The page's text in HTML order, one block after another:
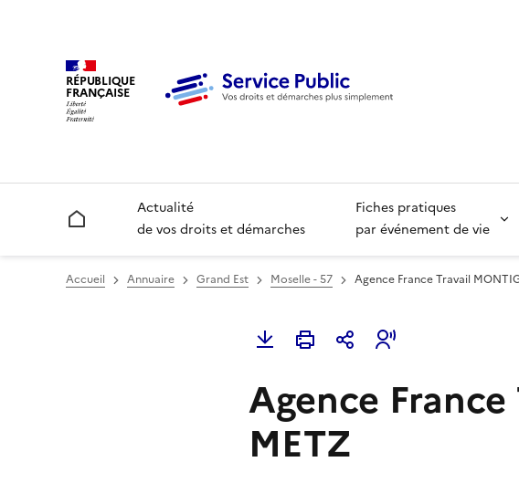
RÉPUBLIQUE
FRANÇAISE
Accueil
Actualité
de vos droits et démarches
Fiches pratiques
par événement de vie
Accueil Annuaire Grand Est Moselle - 57 Agence France Travail
Agence
METZ